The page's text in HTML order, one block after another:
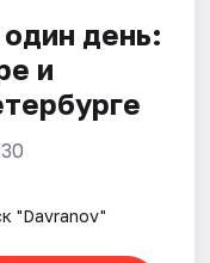
день:
и
"Davranov"